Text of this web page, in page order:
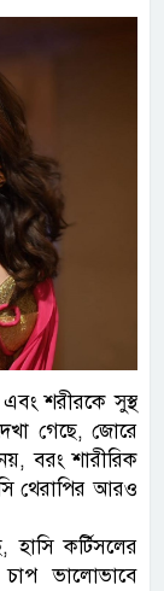
শরীরকে সুস্থ
গেছে, জোরে
বরং শারীরিক
থেরাপির আরও
কর্টিসলের
ভালোভাবে